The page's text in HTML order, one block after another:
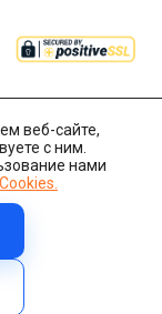
Политика Cookies
веб-сайте,
с ним.
нами